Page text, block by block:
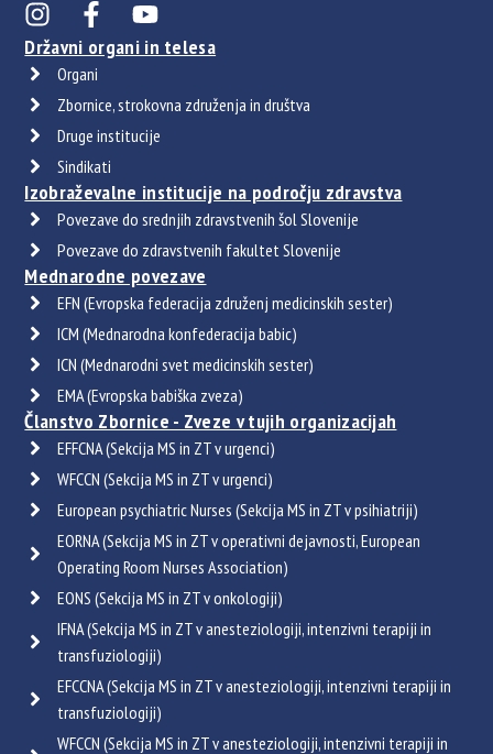
Državni organi in telesa
Organi
Zbornice, strokovna združenja in društva
Druge institucije
Sindikati
Izobraževalne institucije na področju zdravstva
Povezave do srednjih zdravstvenih šol Slovenije
Povezave do zdravstvenih fakultet Slovenije
Mednarodne povezave
EFN (Evropska federacija združenj medicinskih sester)
ICM (Mednarodna konfederacija babic)
ICN (Mednarodni svet medicinskih sester)
EMA (Evropska babiška zveza)
Članstvo Zbornice - Zveze v tujih organizacijah
EFFCNA (Sekcija MS in ZT v urgenci)
WFCCN (Sekcija MS in ZT v urgenci)
European psychiatric Nurses (Sekcija MS in ZT v psihiatriji)
EORNA (Sekcija MS in ZT v operativni dejavnosti, European
Operating Room Nurses Association)
EONS (Sekcija MS in ZT v onkologiji)
IFNA (Sekcija MS in ZT v anesteziologiji, intenzivni terapiji in
transfuziologiji)
EFCCNA (Sekcija MS in ZT v anesteziologiji, intenzivni terapiji in
transfuziologiji)
WFCCN (Sekcija MS in ZT v anesteziologiji, intenzivni terapiji in